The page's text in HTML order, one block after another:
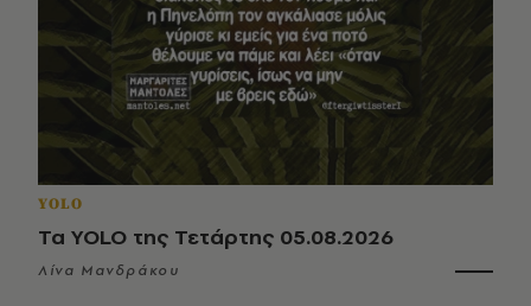
YOLO
Τα YOLO της Τετάρτης 05.08.2026
Λίνα Μανδράκου